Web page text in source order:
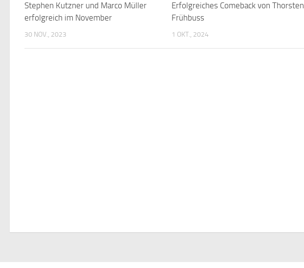
Stephen Kutzner und Marco Müller
erfolgreich im November
30 NOV., 2023
Erfolgreiches Comeback von Thorsten
Frühbuss
1 OKT., 2024